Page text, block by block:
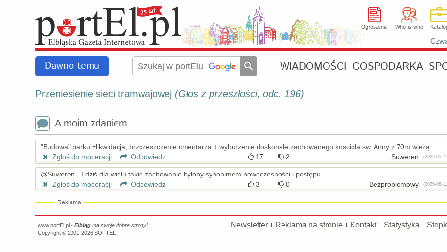
Ogłoszenia Who is who
Dawno temu WIADOMOŚCI GOSPODARKA
Przeniesienie sieci tramwajowej (Głos z przeszłości, odc. 196)
A moim zdaniem...
"Budowa" parku =likwidacja, brzczeszczenie cmentarza + wyburzenie doskonale zachowanego kosciola sw. Anny z 70m wieżą.
Zgłoś do moderacji
Odpowiedz 17 2 Suweren (2025-05-
@Suweren - I dziś dla wielu takie zachowanie byłoby synonimem nowoczesności i postępu...
Zgłoś do moderacji
Odpowiedz 3 0 Bezproblemowy (2025-05-
Reklama
Newsletter Reklama na stronie Kontakt Statystyka
www.portEl.pl - Elbląg ma swoje dobre strony!
Copyright © 2001-2026 SOFTEL